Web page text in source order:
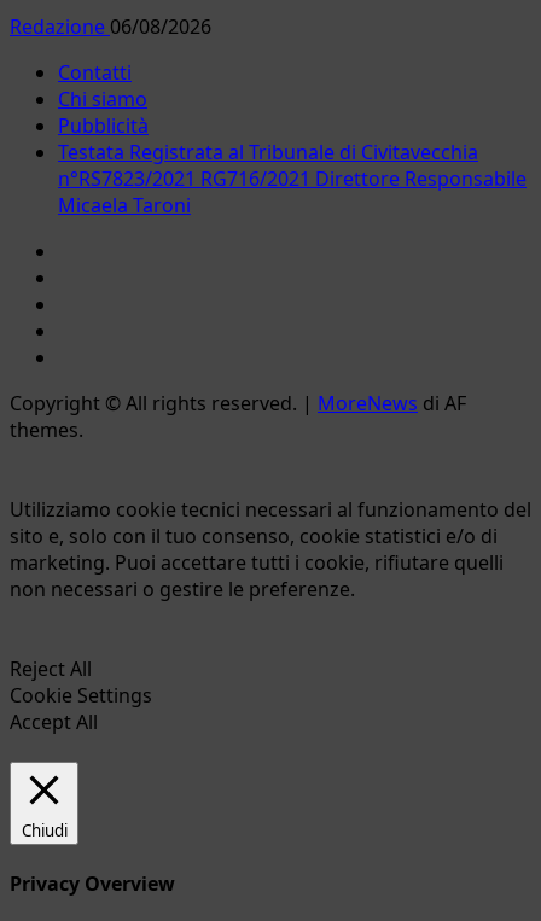
Redazione 06/08/2026
Contatti
Chi siamo
Pubblicità
Testata Registrata al Tribunale di Civitavecchia
n°RS7823/2021 RG716/2021 Direttore Responsabile
Micaela Taroni
Copyright © All rights reserved. | MoreNews di AF
themes.
Utilizziamo cookie tecnici necessari al funzionamento del
sito e, solo con il tuo consenso, cookie statistici e/o di
marketing. Puoi accettare tutti i cookie, rifiutare quelli
non necessari o gestire le preferenze.
Reject All
Cookie Settings
Accept All
Chiudi
Privacy Overview